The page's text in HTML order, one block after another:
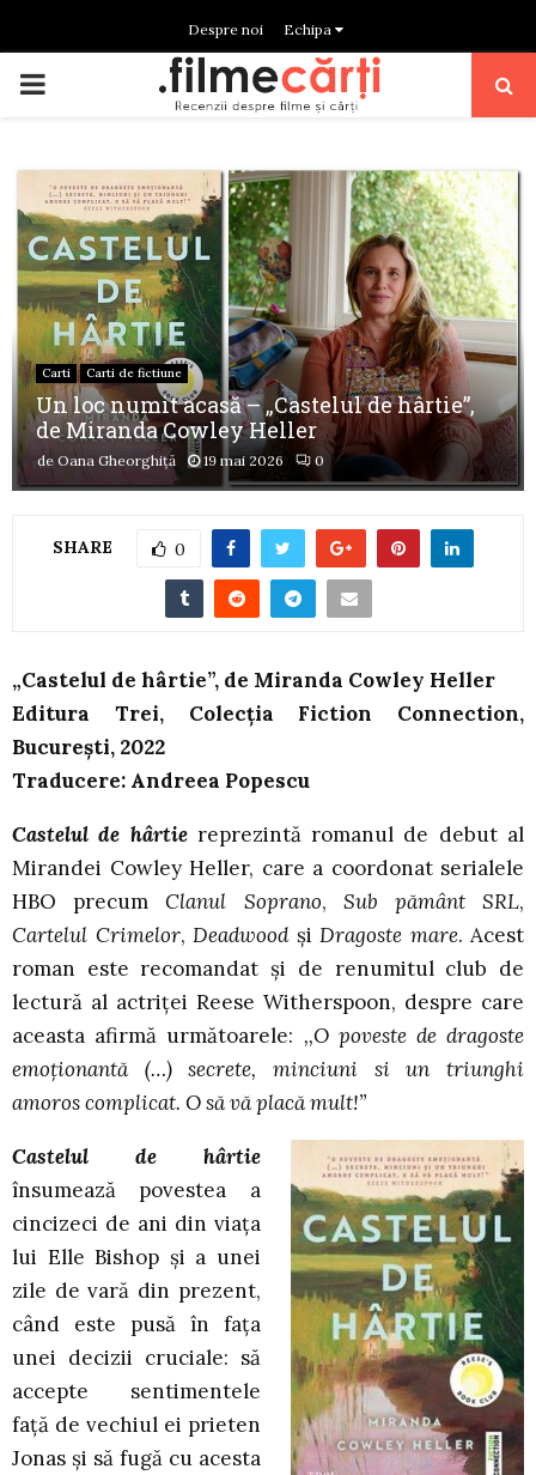
Despre noi Echipa
PRIMARY
Carti Carti de fictiune
Un loc numit acasă – „Castelul de hârtie”,
de Miranda Cowley Heller
de Oana Gheorghiță 19 mai 2026 0
SHARE 0
„Castelul de hârtie”, de Miranda Cowley Heller
Editura Trei, Colecția Fiction Connection,
București, 2022
Traducere: Andreea Popescu
Castelul de hârtiereprezintă romanul de debut al
Mirandei Cowley Heller, care a coordonat serialele
HBO precumClanul Soprano, Sub pământ SRL,
Cartelul Crimelor, Deadwoodși Dragoste mare. Acest
roman este recomandat și de renumitul club de
lectură al actriței Reese Witherspoon, despre care
aceasta afirmă următoarele: ,,O poveste de dragoste
emoționantă (…) secrete, minciuni si un triunghi
amoros complicat. O să vă placă mult!”
Castelul de hârtie
însumează povestea a
cincizeci de ani din viața
lui Elle Bishop și a unei
zile de vară din prezent,
când este pusă în fața
unei decizii cruciale: să
accepte sentimentele
față de vechiul ei prieten
Jonas și să fugă cu acesta